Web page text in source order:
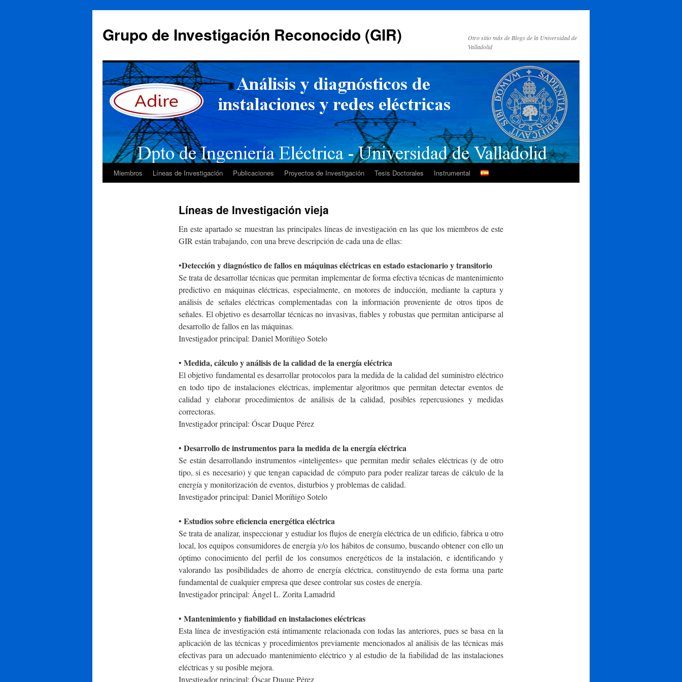
contenido
Grupo de Investigación Reconocido (GIR)
Otro sitio más de Blogs de la Universidad de
Valladolid
Miembros Líneas de Investigación Publicaciones Proyectos de Investigación Tesis Doctorales Instrumental
Líneas de Investigación vieja
En este apartado se muestran las principales líneas de investigación en las que los miembros de este
GIR están trabajando, con una breve descripción de cada una de ellas:
•Detección y diagnóstico de fallos en máquinas eléctricas en estado estacionario y transitorio
Se trata de desarrollar técnicas que permitan implementar de forma efectiva técnicas de mantenimiento
predictivo en máquinas eléctricas, especialmente, en motores de inducción, mediante la captura y
análisis de señales eléctricas complementadas con la información proveniente de otros tipos de
señales. El objetivo es desarrollar técnicas no invasivas, fiables y robustas que permitan anticiparse al
desarrollo de fallos en las máquinas.
Investigador principal: Daniel Moríñigo Sotelo
• Medida, cálculo y análisis de la calidad de la energía eléctrica
El objetivo fundamental es desarrollar protocolos para la medida de la calidad del suministro eléctrico
en todo tipo de instalaciones eléctricas, implementar algoritmos que permitan detectar eventos de
calidad y elaborar procedimientos de análisis de la calidad, posibles repercusiones y medidas
correctoras.
Investigador principal: Óscar Duque Pérez
• Desarrollo de instrumentos para la medida de la energía eléctrica
Se están desarrollando instrumentos «inteligentes» que permitan medir señales eléctricas (y de otro
tipo, si es necesario) y que tengan capacidad de cómputo para poder realizar tareas de cálculo de la
energía y monitorización de eventos, disturbios y problemas de calidad.
Investigador principal: Daniel Moríñigo Sotelo
• Estudios sobre eficiencia energética eléctrica
Se trata de analizar, inspeccionar y estudiar los flujos de energía eléctrica de un edificio, fábrica u otro
local, los equipos consumidores de energía y/o los hábitos de consumo, buscando obtener con ello un
óptimo conocimiento del perfil de los consumos energéticos de la instalación, e identificando y
valorando las posibilidades de ahorro de energía eléctrica, constituyendo de esta forma una parte
fundamental de cualquier empresa que desee controlar sus costes de energía.
Investigador principal: Ángel L. Zorita Lamadrid
• Mantenimiento y fiabilidad en instalaciones eléctricas
Esta línea de investigación está íntimamente relacionada con todas las anteriores, pues se basa en la
aplicación de las técnicas y procedimientos previamente mencionados al análisis de las técnicas más
efectivas para un adecuado mantenimiento eléctrico y al estudio de la fiabilidad de las instalaciones
eléctricas y su posible mejora.
Investigador principal: Óscar Duque Pérez